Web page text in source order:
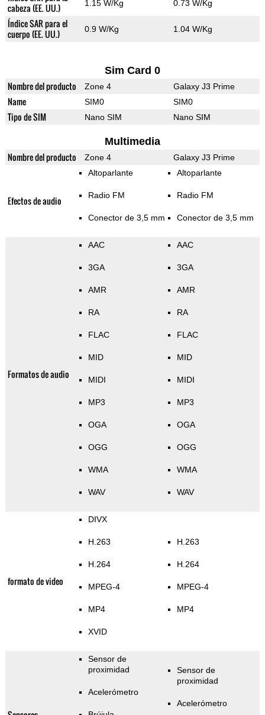
cabeza (EE. UU.)
1.15 W/Kg 0.73 W/Kg
Índice SAR para el
cuerpo (EE. UU.)
0.9 W/Kg 1.04 W/Kg
Sim Card 0
Nombre del producto Zone 4 Galaxy J3 Prime
Name SIM0 SIM0
Tipo de SIM Nano SIM Nano SIM
Multimedia
Nombre del producto Zone 4 Galaxy J3 Prime
Efectos de audio
Altoparlante
Radio FM
Conector de 3,5 mm
Altoparlante
Radio FM
Conector de 3,5 mm
Formatos de audio
AAC
3GA
AMR
RA
FLAC
MID
MIDI
MP3
OGA
OGG
WMA
WAV
AAC
3GA
AMR
RA
FLAC
MID
MIDI
MP3
OGA
OGG
WMA
WAV
formato de video
DIVX
H.263
H.264
MPEG-4
MP4
XVID
H.263
H.264
MPEG-4
MP4
Sensor de
proximidad
Acelerómetro
Sensor de
proximidad
Acelerómetro